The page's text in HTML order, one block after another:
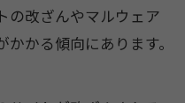
の改ざんやマルウェア
かる傾向にあります。